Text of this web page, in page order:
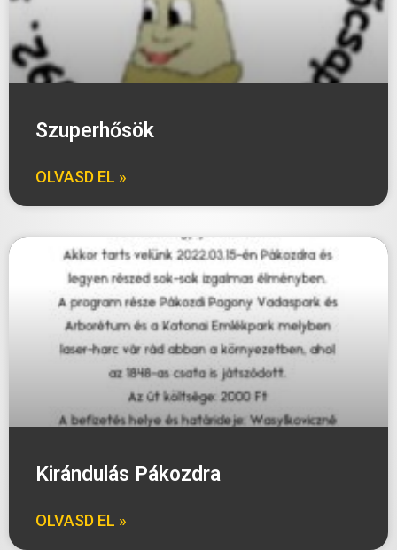
Szuperhősök
OLVASD EL »
Kirándulás Pákozdra
OLVASD EL »